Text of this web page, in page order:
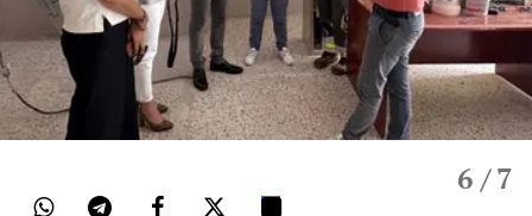
6 / 7